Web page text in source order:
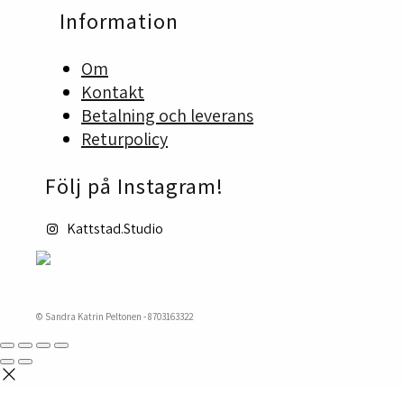
Information
Om
Kontakt
Betalning och leverans
Returpolicy
Följ på Instagram!
Kattstad.Studio
© Sandra Katrin Peltonen - 8703163322